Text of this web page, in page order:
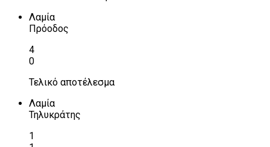
Λαμία
Πρόοδος
4
0
Τελικό αποτέλεσμα
Λαμία
Τηλυκράτης
1